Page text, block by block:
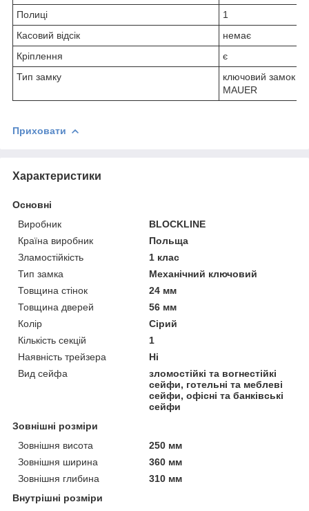
Полиці
1
Касовий відсік
немає
Кріплення
є
Тип замку
ключовий замок
MAUER
Приховати
Характеристики
Основні
Виробник
BLOCKLINE
Країна виробник
Польща
Зламостійкість
1 клас
Тип замка
Механічний ключовий
Товщина стінок
24 мм
Товщина дверей
56 мм
Колір
Сірий
Кількість секцій
1
Наявність трейзера
Ні
Вид сейфа
зломостійкі та вогнестійкі
сейфи, готельні та меблеві
сейфи, офісні та банківські
сейфи
Зовнішні розміри
Зовнішня висота
250 мм
Зовнішня ширина
360 мм
Зовнішня глибина
310 мм
Внутрішні розміри